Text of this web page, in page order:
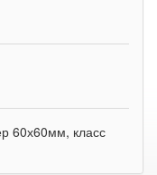
60х60мм, класс